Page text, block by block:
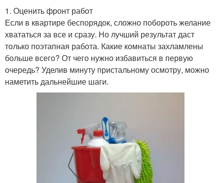
1. Оценить фронт работ
Если в квартире беспорядок, сложно побороть желание
хвататься за все и сразу. Но лучший результат даст
только поэтапная работа. Какие комнаты захламлены
больше всего? От чего нужно избавиться в первую
очередь? Уделив минуту пристальному осмотру, можно
наметить дальнейшие шаги.